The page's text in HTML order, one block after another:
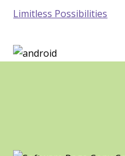
Limitless Possibilities